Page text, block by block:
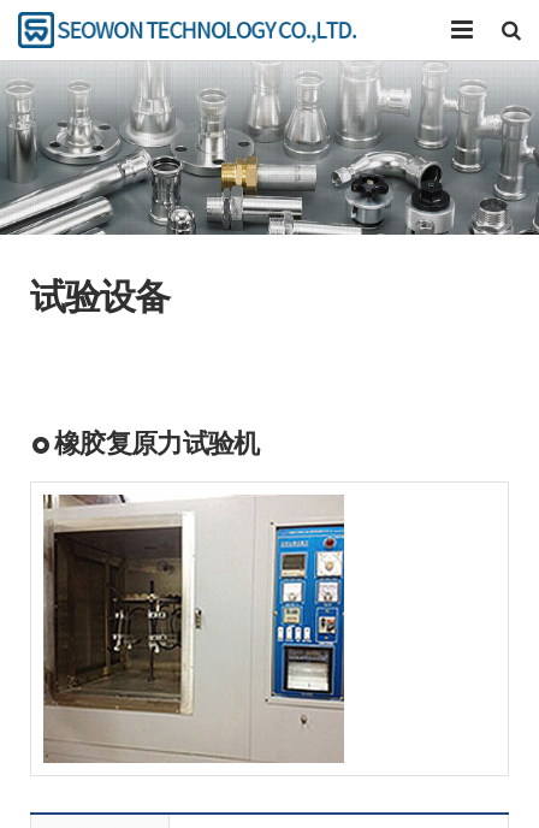
公司
产品介绍
卡压工具
联系我们
试验设备
橡胶复原力试验机